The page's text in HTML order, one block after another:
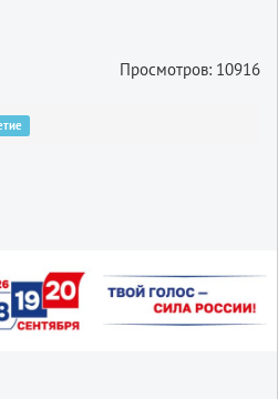
Просмотров: 10916